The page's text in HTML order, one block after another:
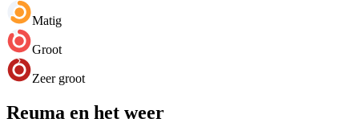
Matig
Groot
Zeer groot
Reuma en het weer